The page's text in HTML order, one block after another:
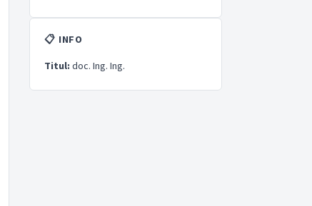
📋 INFO
Titul: doc. Ing. Ing.